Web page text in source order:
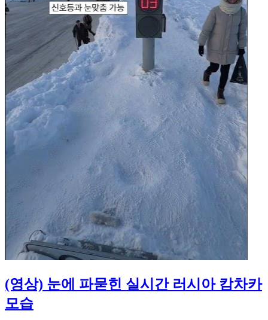
(영상) 눈에 파묻힌 실시간 러시아 캄차카
모습